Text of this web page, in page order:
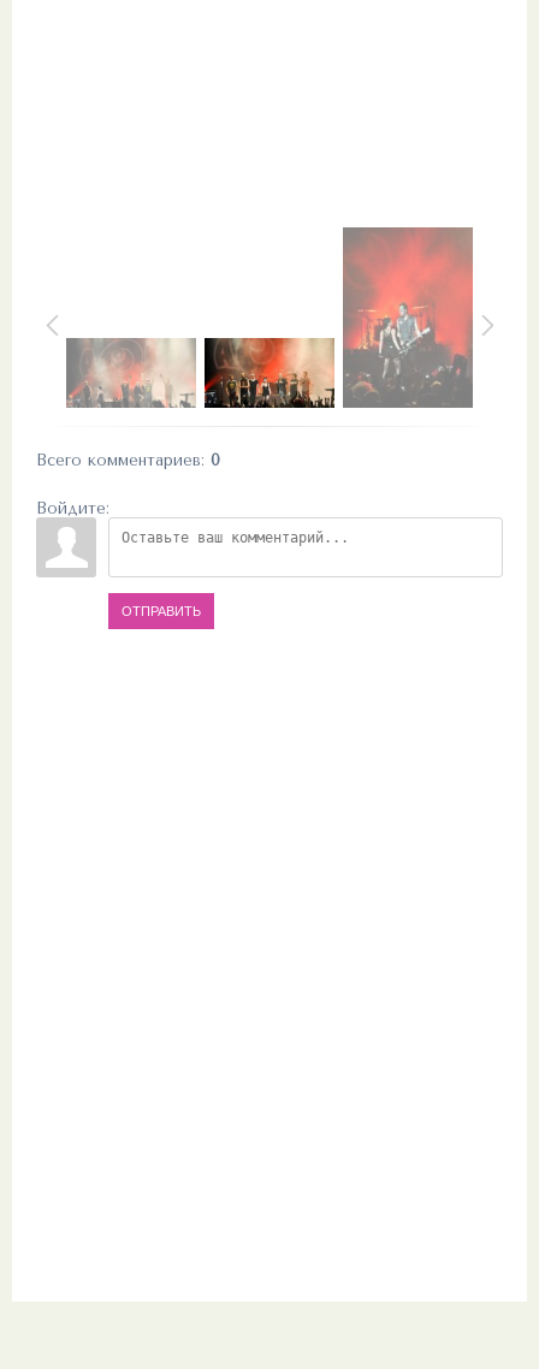
Всего комментариев: 0
Войдите:
ОТПРАВИТЬ